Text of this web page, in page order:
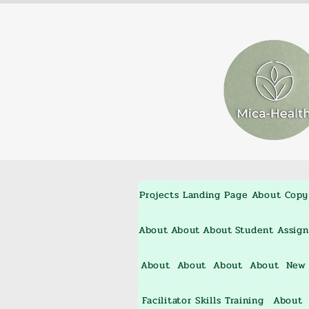
Projects Landing Page About
About About About Student
About About About About New
Facilitator Skills Training About